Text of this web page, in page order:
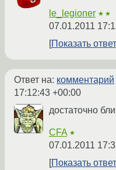
le_legioner ★★
07.01.2011
Показать ответ
Ответ на: комментарий
17:12:43 +00:00
достаточно
CFA ★
07.01.2011
Показать ответ